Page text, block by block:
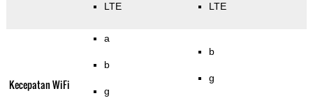
LTE LTE
Kecepatan WiFi
a
b
g
b
g